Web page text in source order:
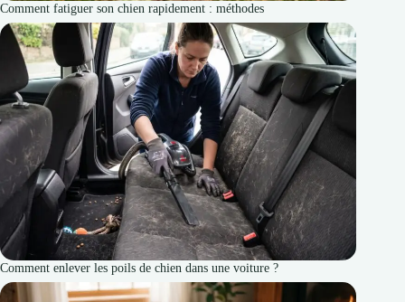
Comment fatiguer son chien rapidement : méthodes
Comment enlever les poils de chien dans une voiture ?